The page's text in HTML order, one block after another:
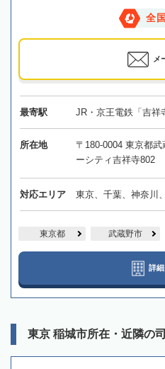
全
メ
最寄駅 JR・京王電鉄「吉祥
所在地
〒180-0004 東京都
ーシティ吉祥寺802
対応エリア 東京、千葉、神奈川
東京都 武蔵野市
詳
東京 稲城市所在・近隣の